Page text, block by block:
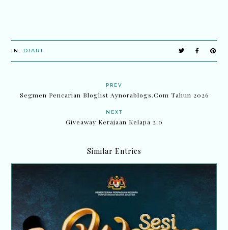
IN: DIARI
PREV
Segmen Pencarian Bloglist Aynorablogs.Com Tahun 2026
NEXT
Giveaway Kerajaan Kelapa 2.0
Similar Entries